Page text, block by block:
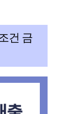
건 금